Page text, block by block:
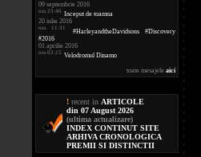
09 septembrie 2016
ora 23:46 Inceput de toamna
20 iulie 2016
ora 11:31
#HarleyandtheDavidsons #Discovery
#2016
01 aprilie 2016
ora 02:15 Velodromul Dinamo
toate mesajele aici
! recent in ARTICOLE
din 07 August 2026
(ultima actualizare)
INDEX CONTINUT SITE
ARHIVA CRONOLOGICA
PREMII SI DISTINCTII